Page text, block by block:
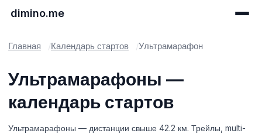
dimino.me
Главная Календарь стартов Ультрамарафон
Ультрамарафоны —
календарь стартов
Ультрамарафоны — дистанции свыше 42.2 км. Трейлы, multi-